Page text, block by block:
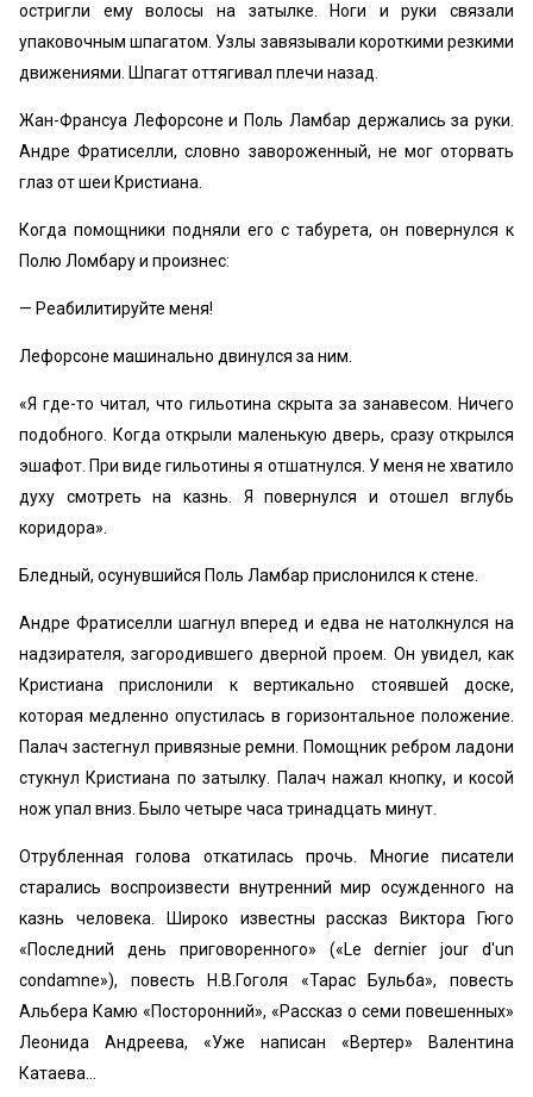
остригли ему волосы на затылке. Ноги и руки связали
упаковочным шпагатом. Узлы завязывали короткими резкими
движениями. Шпагат оттягивал плечи назад.
Жан-Франсуа Лефорсоне и Поль Ламбар держались за руки.
Андре Фратиселли, словно завороженный, не мог оторвать
глаз от шеи Кристиана.
Когда помощники подняли его с табурета, он повернулся к
Полю Ломбару и произнес:
— Реабилитируйте меня!
Лефорсоне машинально двинулся за ним.
«Я где-то читал, что гильотина скрыта за занавесом. Ничего
подобного. Когда открыли маленькую дверь, сразу открылся
эшафот. При виде гильотины я отшатнулся. У меня не хватило
духу смотреть на казнь. Я повернулся и отошел вглубь
коридора».
Бледный, осунувшийся Поль Ламбар прислонился к стене.
Андре Фратиселли шагнул вперед и едва не натолкнулся на
надзирателя, загородившего дверной проем. Он увидел, как
Кристиана прислонили к вертикально стоявшей доске,
которая медленно опустилась в горизонтальное положение.
Палач застегнул привязные ремни. Помощник ребром ладони
стукнул Кристиана по затылку. Палач нажал кнопку, и косой
нож упал вниз. Было четыре часа тринадцать минут.
Отрубленная голова откатилась прочь. Многие писатели
старались воспроизвести внутренний мир осужденного на
казнь человека. Широко известны рассказ Виктора Гюго
«Последний день приговоренного» («Le dernier jour d'un
condamne»), повесть Н.В.Гоголя «Тарас Бульба», повесть
Альбера Камю «Посторонний», «Рассказ о семи повешенных»
Леонида Андреева, «Уже написан «Вертер» Валентина
Катаева…